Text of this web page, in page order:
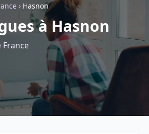
› Hasnon
à Hasnon